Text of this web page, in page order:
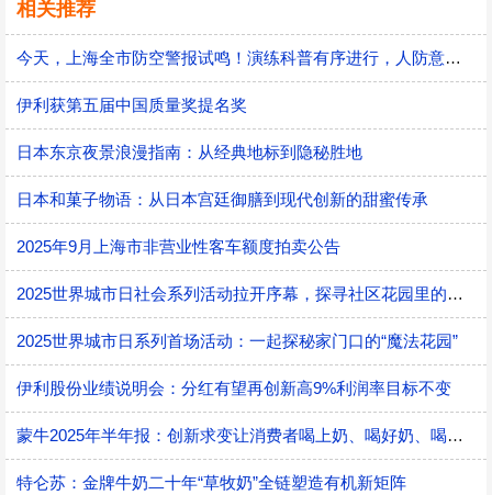
相关推荐
今天，上海全市防空警报试鸣！演练科普有序进行，人防意识“声入人心”
伊利获第五届中国质量奖提名奖
日本东京夜景浪漫指南：从经典地标到隐秘胜地
日本和菓子物语：从日本宫廷御膳到现代创新的甜蜜传承
2025年9月上海市非营业性客车额度拍卖公告
2025世界城市日社会系列活动拉开序幕，探寻社区花园里的智慧应用
2025世界城市日系列首场活动：一起探秘家门口的“魔法花园”
伊利股份业绩说明会：分红有望再创新高9%利润率目标不变
蒙牛2025年半年报：创新求变让消费者喝上奶、喝好奶、喝对奶
特仑苏：金牌牛奶二十年“草牧奶”全链塑造有机新矩阵